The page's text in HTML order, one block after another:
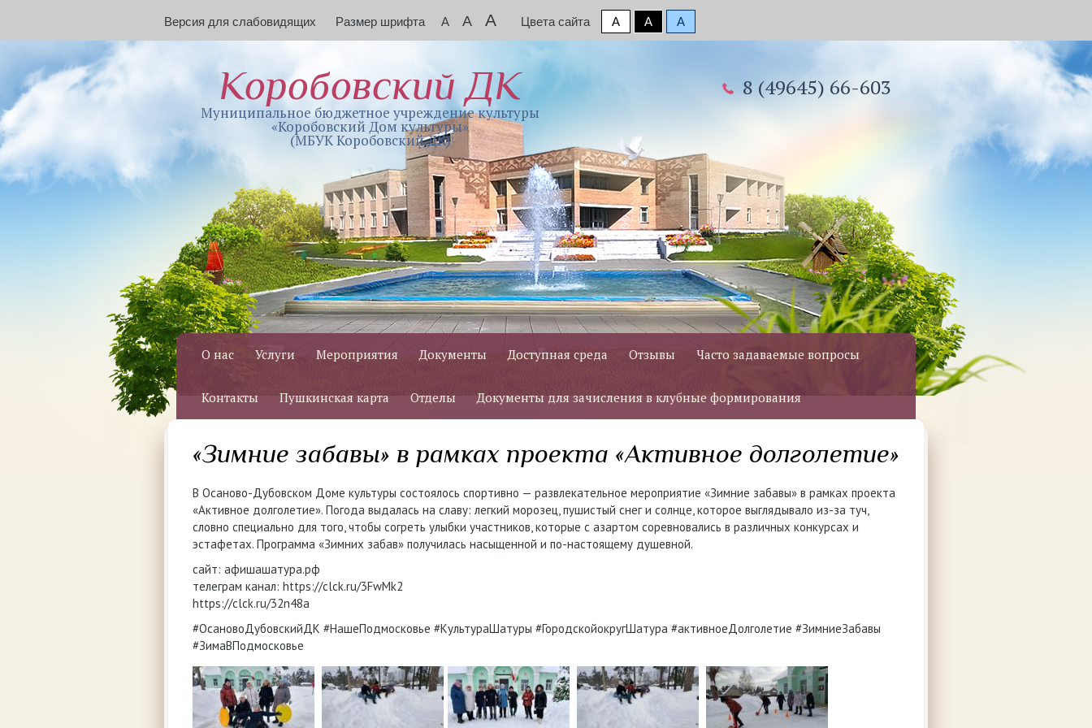
Версия для слабовидящих Размер шрифта A A A Цвета сайта A A A
Коробовский ДК
Муниципальное бюджетное учреждение культуры
«Коробовский Дом культуры»
(МБУК Коробовский ДК)
8 (49645) 66-603
О нас Услуги Мероприятия Документы Доступная среда Отзывы Часто задаваемые вопросы
Контакты Пушкинская карта Отделы Документы для зачисления в клубные формирования
«Зимние забавы» в рамках проекта «Активное долголетие»
В Осаново-Дубовском Доме культуры состоялось спортивно — развлекательное мероприятие «Зимние забавы» в рамках проекта
«Активное долголетие». Погода выдалась на славу: легкий морозец, пушистый снег и солнце, которое выглядывало из-за туч,
словно специально для того, чтобы согреть улыбки участников, которые с азартом соревновались в различных конкурсах и
эстафетах. Программа «Зимних забав» получилась насыщенной и по-настоящему душевной.
сайт: афишашатура.рф
телеграм канал: https://clck.ru/3FwMk2
https://clck.ru/32n48a
#ОсановоДубовскийДК #НашеПодмосковье #КультураШатуры #ГородскойокругШатура #активноеДолголетие #ЗимниеЗабавы
#ЗимаВПодмосковье